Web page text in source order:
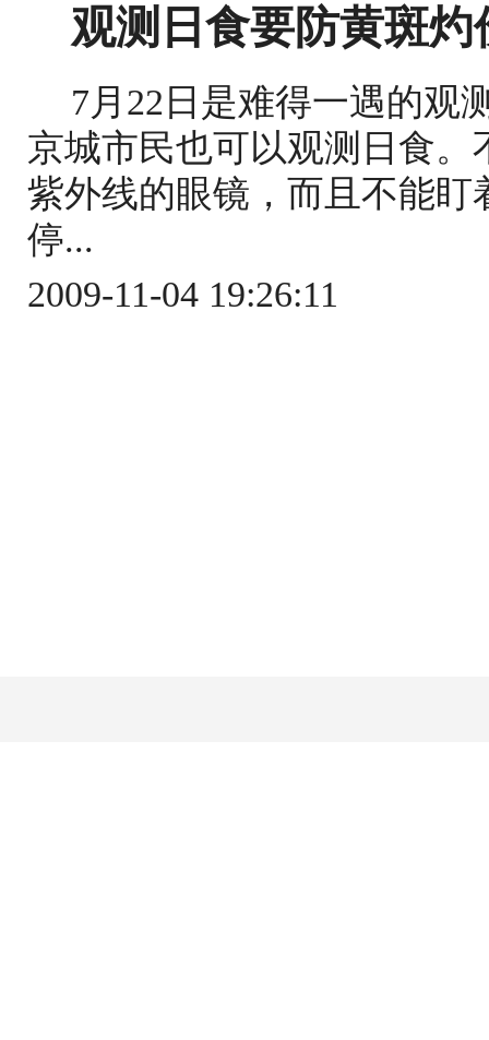
观测日食要防黄斑灼
7月22日是难得一遇的观
京城市民也可以观测日食
紫外线的眼镜，而且不能
停...
2009-11-04 19:26:11